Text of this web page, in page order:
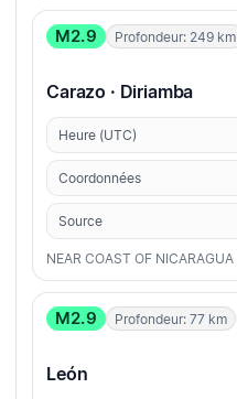
M2.9 Profondeur: 249 km
Carazo · Diriamba
Heure (UTC)
Coordonnées
Source
NEAR COAST OF NICARAGUA
M2.9 Profondeur: 77 km
León